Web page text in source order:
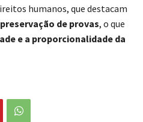
humanos, que destacam
de provas, o que
e a proporcionalidade da